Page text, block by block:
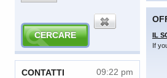
​CONTATTI 09:22 pm
IL
If